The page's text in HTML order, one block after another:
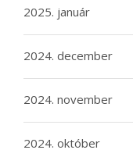
2025. január
2024. december
2024. november
2024. október